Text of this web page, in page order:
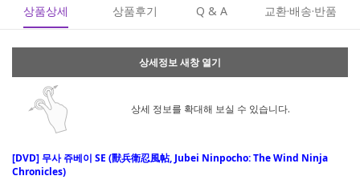
상품상세 상품후기 Q & A 교환·배송·반품
상세정보 새창 열기
상세 정보를 확대해 보실 수 있습니다.
[DVD] 무사 쥬베이 SE (獸兵衛忍風帖, Jubei Ninpocho: The Wind Ninja
Chronicles)